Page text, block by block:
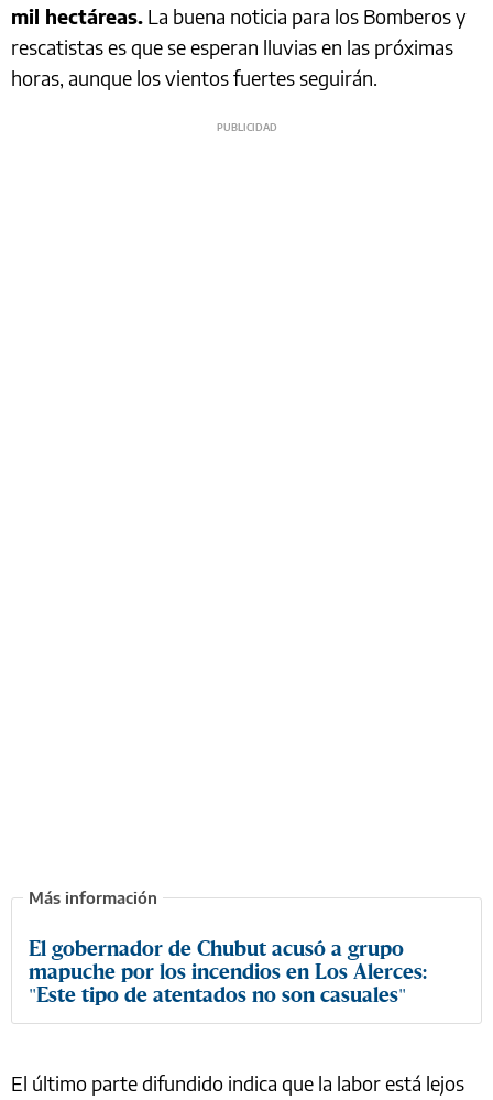
mil hectáreas. La buena noticia para los Bomberos y
rescatistas es que se esperan lluvias en las próximas
horas, aunque los vientos fuertes seguirán.
El gobernador de Chubut acusó a grupo
mapuche por los incendios en Los Alerces:
"Este tipo de atentados no son casuales"
El último parte difundido indica que la labor está lejos